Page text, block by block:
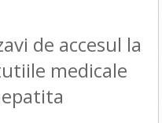
de accesul la
medicale